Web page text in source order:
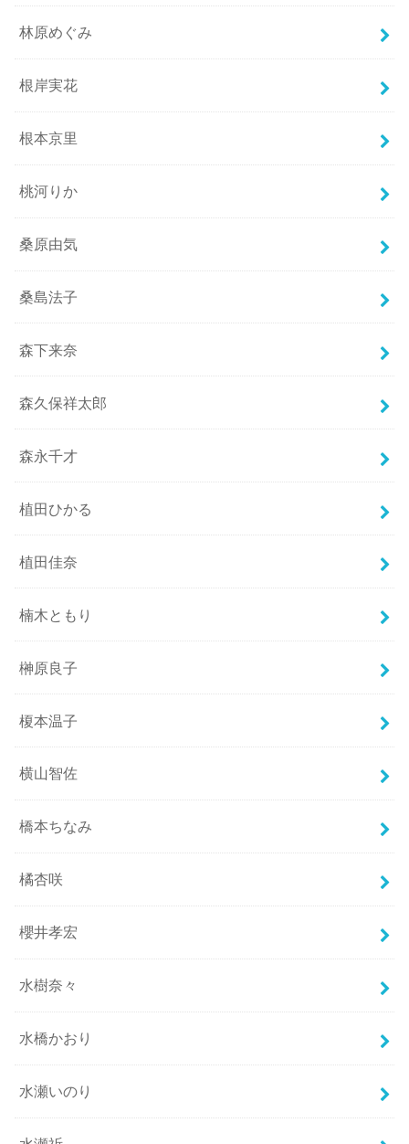
林原めぐみ
根岸実花
根本京里
桃河りか
桑原由気
桑島法子
森下来奈
森久保祥太郎
森永千才
植田ひかる
植田佳奈
楠木ともり
榊原良子
榎本温子
横山智佐
橋本ちなみ
橘杏咲
櫻井孝宏
水樹奈々
水橋かおり
水瀬いのり